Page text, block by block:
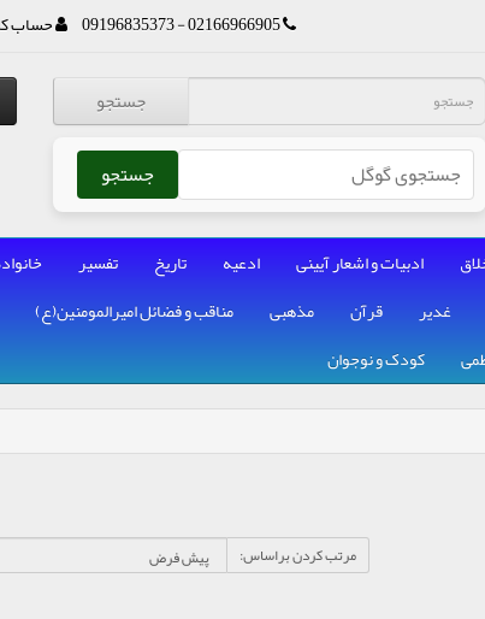
02166966905 - 09196835373 حساب
جستجو
جستجو
ادبیات و اشعار آیینی ادعیه تاریخ تفسیر
غدیر قرآن مذهبی مناقب و فضائل امیرالمومنین(ع)
کودک و نوجوان
مرتب کردن براساس: